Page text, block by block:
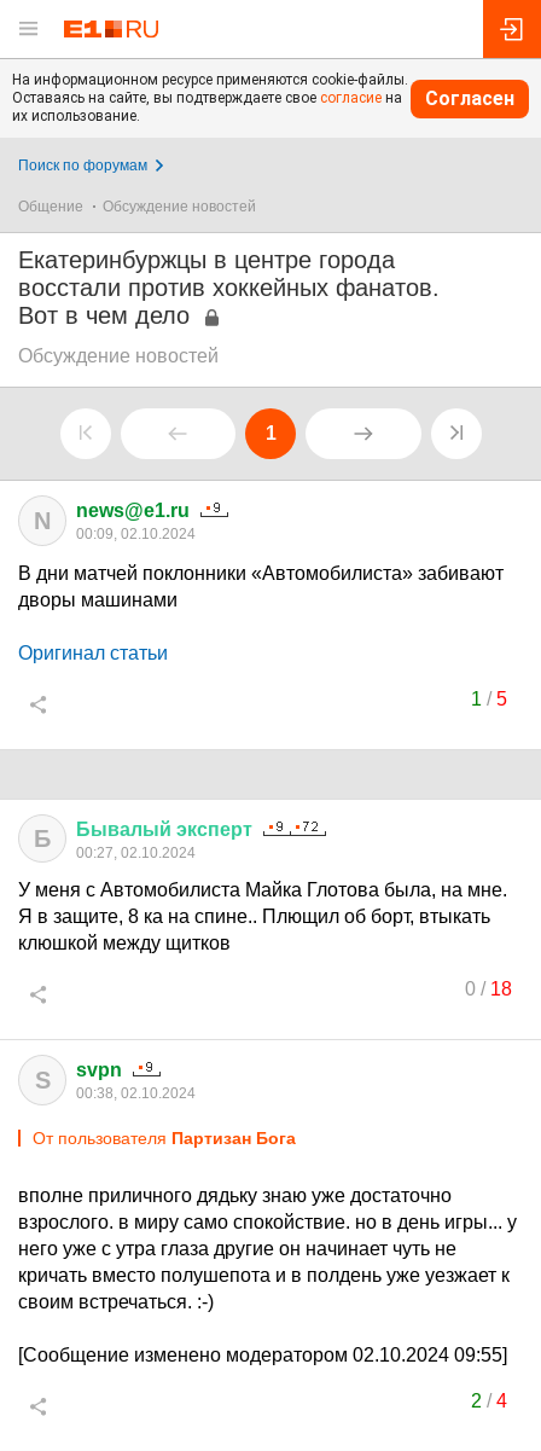
На информационном ресурсе применяются cookie-файлы.
Оставаясь на сайте, вы подтверждаете свое согласие на
их использование.
Согласен
Поиск по форумам
Общение Обсуждение новостей
Екатеринбуржцы в центре города
восстали против хоккейных фанатов.
Вот в чем дело
Обсуждение новостей
1
N news@e1.ru
00:09, 02.10.2024
В дни матчей поклонники «Автомобилиста» забивают
дворы машинами
Оригинал статьи
1 /5
Б Бывалый эксперт
00:27, 02.10.2024
У меня с Автомобилиста Майка Глотова была, на мне.
Я в защите, 8 ка на спине.. Плющил об борт, втыкать
клюшкой между щитков
0 / 18
S svpn
00:38, 02.10.2024
От пользователя Партизан Бога
вполне приличного дядьку знаю уже достаточно
взрослого. в миру само спокойствие. но в день игры... у
него уже с утра глаза другие он начинает чуть не
кричать вместо полушепота и в полдень уже уезжает к
своим встречаться. :-)
[Сообщение изменено модератором 02.10.2024 09:55]
2 /4